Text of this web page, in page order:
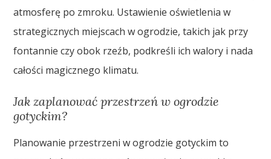
atmosferę po zmroku. Ustawienie oświetlenia w
strategicznych miejscach w ogrodzie, takich jak przy
fontannie czy obok rzeźb, podkreśli ich walory i nada
całości magicznego klimatu.
Jak zaplanować przestrzeń w ogrodzie
gotyckim?
Planowanie przestrzeni w ogrodzie gotyckim to